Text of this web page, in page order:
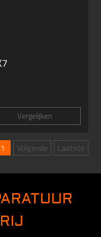
Vergelijken
1 Volgende Laatste